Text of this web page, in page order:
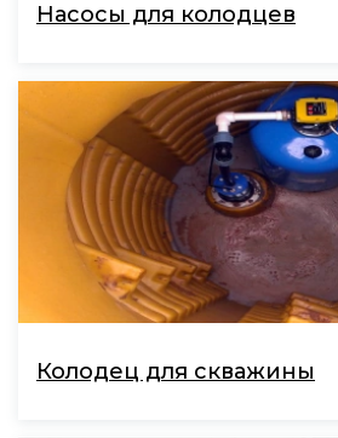
Насосы для колодцев
Колодец для скважины